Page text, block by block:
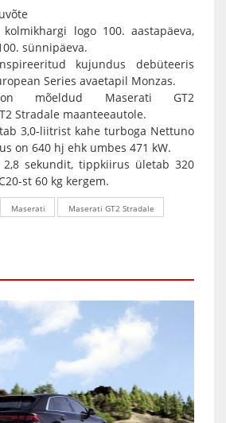
logo 100. aastapäeva,
sünnipäeva.
kujundus debüteeris
Series avaetapil Monzas.
on mõeldud Maserati GT2
Stradale maanteeautole.
3,0-liitrist kahe turboga Nettuno
on 640 hj ehk umbes 471 kW.
sekundit, tippkiirus ületab 320
st 60 kg kergem.
Maserati Maserati GT2 Stradale